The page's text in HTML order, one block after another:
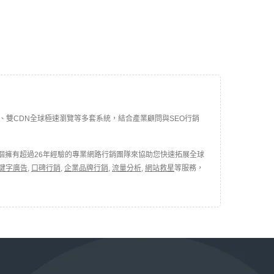
CDN全球極速瀏覽等多套系統，結合產業顧問與SEO行銷
有超過26年經驗的專業網路行銷團隊來協助您快速拓展全球
字廣告, 口碑行銷, 企業品牌行銷, 流量分析, 網站救星等服務，